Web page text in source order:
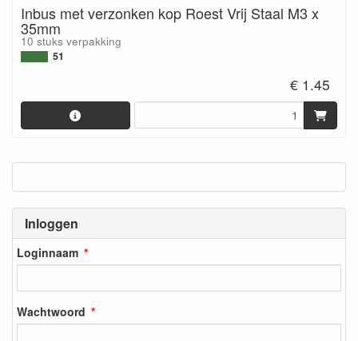
Inloggen
Loginnaam
Wachtwoord
Inbus met verzonken kop Roest Vrij Staal M3 x
35mm
10 stuks verpakking
51
€ 1.45